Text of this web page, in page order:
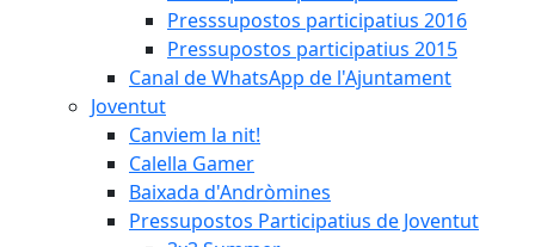
Presssupostos participatius 2016
Pressupostos participatius 2015
Canal de WhatsApp de l'Ajuntament
Joventut
Canviem la nit!
Calella Gamer
Baixada d'Andròmines
Pressupostos Participatius de Joventut